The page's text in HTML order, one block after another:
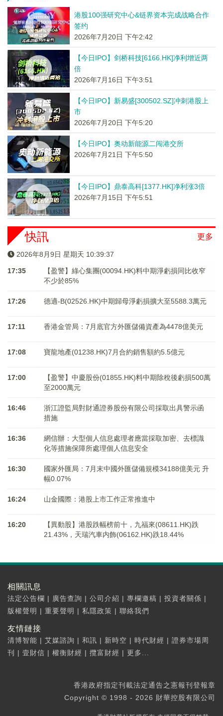
港股100强研究中心&链界资本完成战略合作
签约
2026年7月20日 下午2:42
【今日IPO】剑桥科技[6166.HK]净利增近两
倍
2026年7月16日 下午3:51
【今日IPO】新易盛[300502.SZ]冲刺港股上
市
2026年7月20日 下午5:20
【今日IPO】奥动新能源二闯港交所
2026年7月21日 下午5:50
【今日IPO】鼎泰高科[1377.HK]净利涨3倍
2026年7月15日 下午5:51
更多
快訊
2026年8月9日 星期天 10:39:38
17:35
【盈警】綠心集團(00094.HK)料中期淨虧損同比收窄
不少於85%
17:26 德適-B(02526.HK)中期歸母淨虧損擴大至5588.3萬元
17:11 香港金管局：7月底官方外匯儲備資產為4478億美元
17:08 寶龍地產(01238.HK)7月合約銷售額約5.5億元
17:00
【盈警】中慶股份(01855.HK)料中期除稅後虧損500萬
至2000萬元
16:46
浙江證監局對財通證券股份有限公司採取出具警示函
措施
16:36
網信辦：大型個人信息處理者應當採取加密、去標識
化等措施保障所處理個人信息安全
16:30
國家外匯局：7月末中國外匯儲備規模34188億美元 升
幅0.07%
16:24 山金國際：港股上市工作正常推進中
16:20
【異動股】港股跌幅榜前十，九福來(08611.HK)跌
21.43%，天瑞汽車内飾(06162.HK)跌18.44%
相關訊息
法定公告欄 | 廣告查詢 | 公司介紹 | 專欄邀稿 | 投資者關係 |
版權聲明 | 重要聲明 | 私隱政策 | 聯絡我們
友情鏈接
清博智能 | 艾媒諮詢 | 和訊 | 新時空 | 時代財經 | 證券市場周
刊
| 壹財信 | 權衡財經 | 攬富財經 | 更多...
香港政府指定刊載法定通告之憲報刊登報章
Copyright © 1998 - 2026 財華控股有限公司